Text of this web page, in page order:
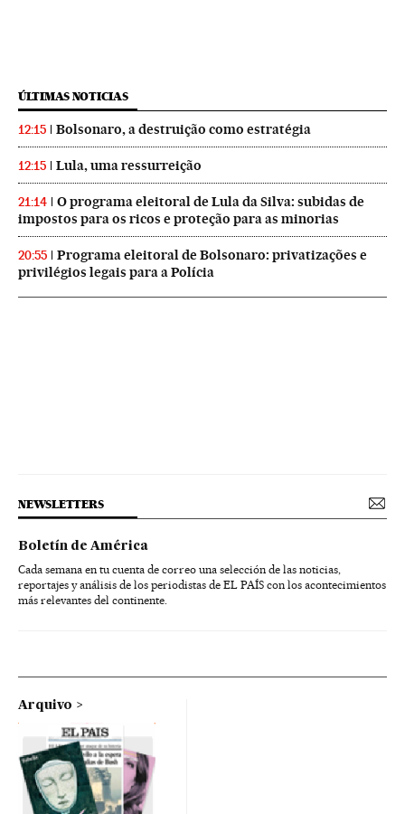
ÚLTIMAS NOTICIAS
12:15 Bolsonaro, a destruição como estratégia
12:15 Lula, uma ressurreição
21:14
O programa eleitoral de Lula da Silva: subidas de
impostos para os ricos e proteção para as minorias
20:55
Programa eleitoral de Bolsonaro: privatizações e
privilégios legais para a Polícia
NEWSLETTERS
Boletín de América
Cada semana en tu cuenta de correo una selección de las noticias,
reportajes y análisis de los periodistas de EL PAÍS con los acontecimientos
más relevantes del continente.
Arquivo